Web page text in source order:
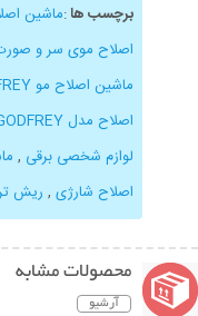
برچسب ها:ماشین
اصلاح موی سر و
ماشین اصلاح مو GODFREY مدل PROFESSION
اصلاح مدل GODFREY
لوازم شخصی برقی ,
اصلاح شارژی , ریش
محصولات مشابه
آرشیو